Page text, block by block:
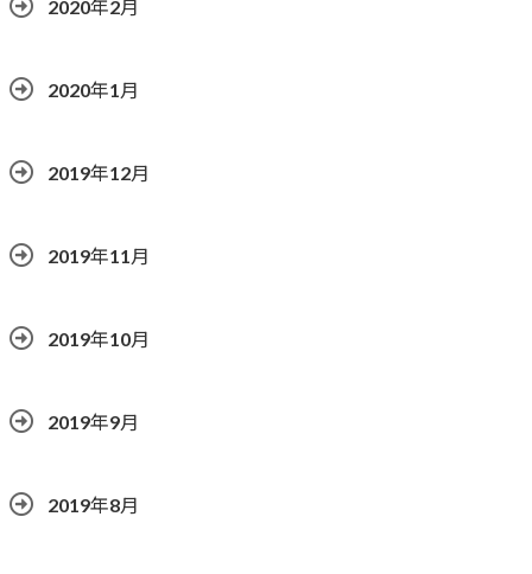
2020年2月
2020年1月
2019年12月
2019年11月
2019年10月
2019年9月
2019年8月